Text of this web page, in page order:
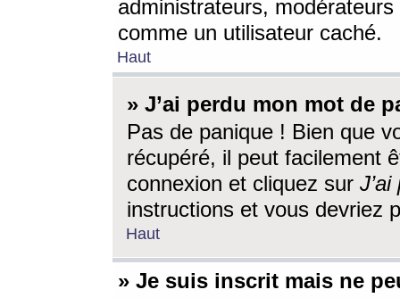
administrateurs,
comme un utilisateur caché.
Haut
» J’ai perdu mon mot de
Pas de panique ! Bien que
récupéré, il peut facilement
connexion et cliquez sur
instructions et vous devriez
Haut
» Je suis inscrit mais ne